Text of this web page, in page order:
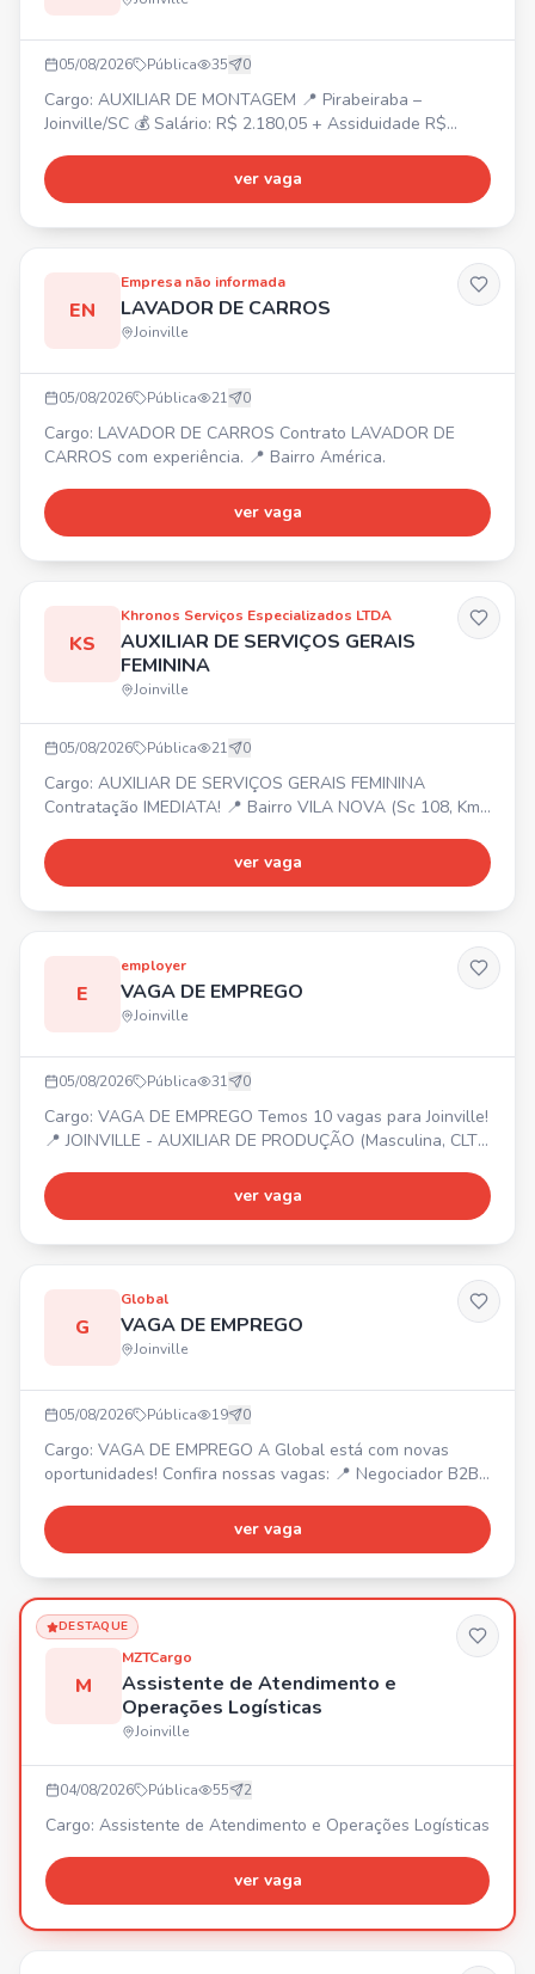
05/08/2026 Pública 35 0
Cargo: AUXILIAR DE MONTAGEM 📍 Pirabeiraba –
Joinville/SC 💰 Salário: R$ 2.180,05 + Assiduidade R$
sexta-feira, das 07h30 às 17h18 🎁 Benefícios:
Alimentação na empresa, Vale-transporte, Plano de saúde
ver vaga
EN
Empresa não informada
LAVADOR DE CARROS
Joinville
05/08/2026 Pública 21 0
Cargo: LAVADOR DE CARROS Contrato LAVADOR DE
CARROS com experiência. 📍 Bairro América.
ver vaga
KS
Khronos Serviços Especializados LTDA
AUXILIAR DE SERVIÇOS GERAIS
FEMININA
Joinville
05/08/2026 Pública 21 0
Cargo: AUXILIAR DE SERVIÇOS GERAIS FEMININA
Contratação IMEDIATA! 📍 Bairro VILA NOVA (Sc 108, Km
956,10 + 7% Assiduidade + 20% Insalubridade. 🎁
Benefícios: Vale alimentação R$ 20,33/dia trabalhado +
ver vaga
E
employer
VAGA DE EMPREGO
Joinville
05/08/2026 Pública 31 0
Cargo: VAGA DE EMPREGO Temos 10 vagas para Joinville!
📍 JOINVILLE - AUXILIAR DE PRODUÇÃO (Masculina, CLT
CLT Art. 390) - OPERADOR DE USINAGEM (Masculina, CLT
Art. 390) Entre em contato ou compareça na Employer! 📍
ver vaga
G
Global
VAGA DE EMPREGO
Joinville
05/08/2026 Pública 19 0
Cargo: VAGA DE EMPREGO A Global está com novas
oportunidades! Confira nossas vagas: 📍 Negociador B2B
Araquari/SC. 📍 Estagiário de Marketing – Joinville/SC. 📍
Back Office – Joinville/SC. 📍 Estagiário B2C – Joinville/SC
Joinville/SC. Venha fazer parte de uma empresa que inve
ver vaga
DESTAQUE
M
MZTCargo
Assistente de Atendimento e
Operações Logísticas
Joinville
04/08/2026 Pública 55 2
Cargo: Assistente de Atendimento e Operações Logísticas
ver vaga